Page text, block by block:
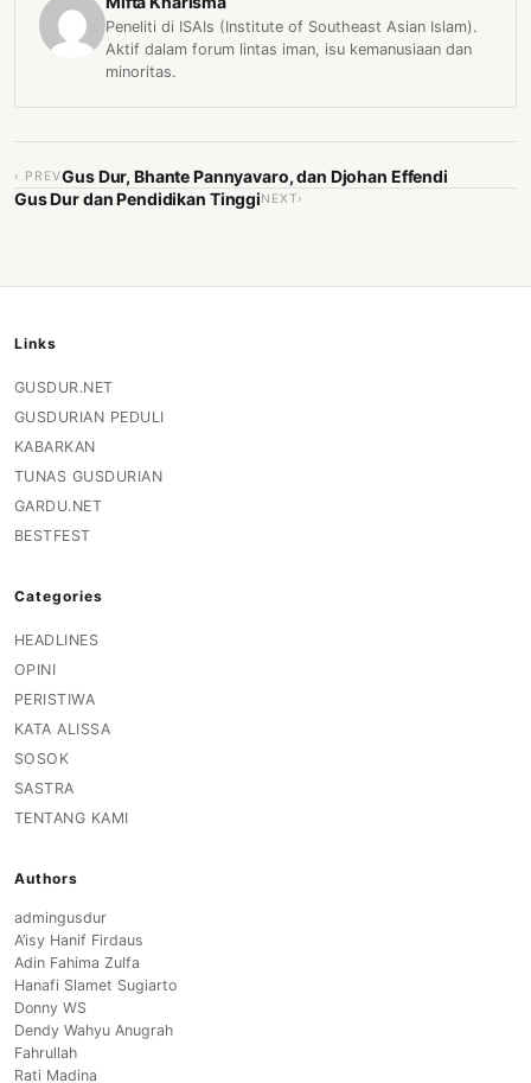
Peneliti di ISAIs (Institute of Southeast Asian Islam).
Aktif dalam forum lintas iman, isu kemanusiaan dan
minoritas.
‹ PREVGus Dur, Bhante Pannyavaro, dan Djohan Effendi
Gus Dur dan Pendidikan TinggiNEXT›
Links
GUSDUR.NET
GUSDURIAN PEDULI
KABARKAN
TUNAS GUSDURIAN
GARDU.NET
BESTFEST
Categories
HEADLINES
OPINI
PERISTIWA
KATA ALISSA
SOSOK
SASTRA
TENTANG KAMI
Authors
admingusdur
A’isy Hanif Firdaus
Adin Fahima Zulfa
Hanafi Slamet Sugiarto
Donny WS
Dendy Wahyu Anugrah
Fahrullah
Rati Madina